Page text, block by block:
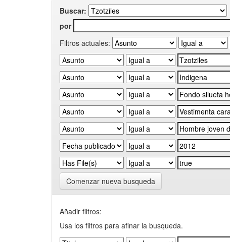
Buscar:
por
Filtros actuales:
Comenzar nueva busqueda
Añadir filtros:
Usa los filtros para afinar la busqueda.